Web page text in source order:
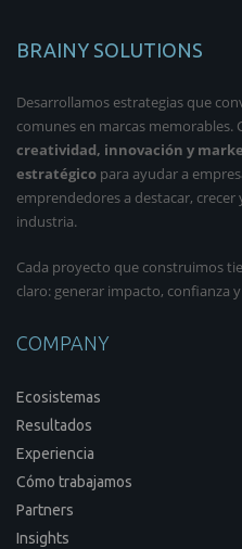
BRAINY SOLUTIONS
Desarrollamos estrategias que
comunes en marcas memorables.
creatividad, innovación y
estratégico para ayudar a
emprendedores a destacar, crecer
industria.
Cada proyecto que construimos
claro: generar impacto, confianza
COMPANY
Ecosistemas
Resultados
Experiencia
Cómo trabajamos
Partners
Insights